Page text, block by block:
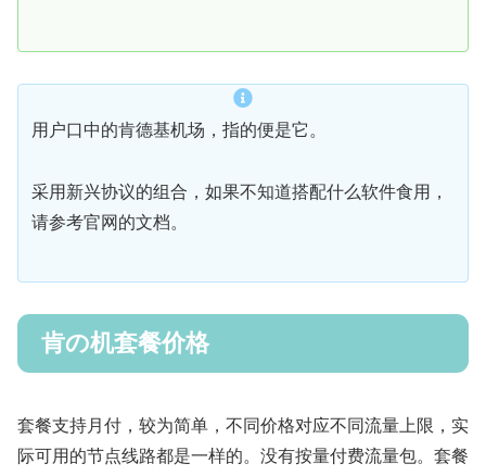
用户口中的肯德基机场，指的便是它。
采用新兴协议的组合，如果不知道搭配什么软件食用，
请参考官网的文档。
肯の机套餐价格
套餐支持月付，较为简单，不同价格对应不同流量上限，实
际可用的节点线路都是一样的。没有按量付费流量包。套餐